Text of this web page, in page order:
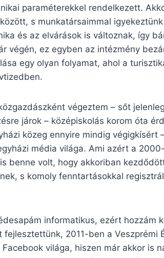
paraméterekkel rendelkezett.
s munkatársaimmal
és az elvárások is változnak, így
végén, ez egyben az intézmény
egy olyan folyamat, ahol a
végeztem – sőt
járok – középiskolás korom óta
közeg ennyire mindig végigkísért
média világa. Ami azért a
benne volt, hogy akkoriban
s komoly fenntartásokkal
informatikus, ezért hozzám
2011-ben a Veszprémi
világa, hiszen már akkor is